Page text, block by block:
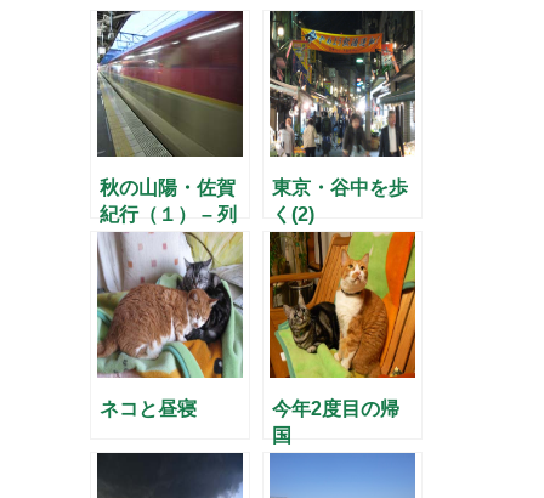
秋の山陽・佐賀
紀行（１） – 列
車で佐賀に行く
–
東京・谷中を歩
く(2)
ネコと昼寝
今年2度目の帰
国